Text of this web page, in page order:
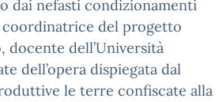
dai nefasti condizionamenti
coordinatrice del progetto
docente dell’Università
dell’opera dispiegata dal
le terre confiscate alla